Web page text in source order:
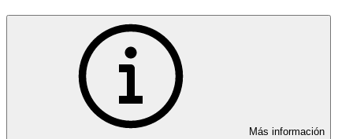
Más información